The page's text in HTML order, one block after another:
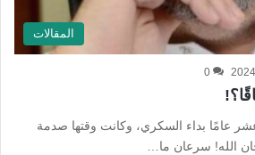
المقالات
0
عامًا بداء السكري، وكانت وقتها صدمة
الله! سرعان ما…